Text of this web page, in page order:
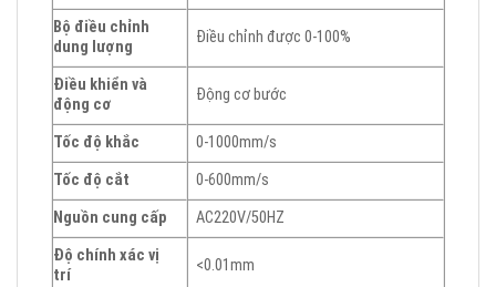
Bộ điều chỉnh
dung lượng
Điều chỉnh được 0-100%
Điều khiển và
động cơ
Động cơ bước
Tốc độ khắc
0-1000mm/s
Tốc độ cắt
0-600mm/s
Nguồn cung cấp
AC220V/50HZ
Độ chính xác vị
trí
<0.01mm